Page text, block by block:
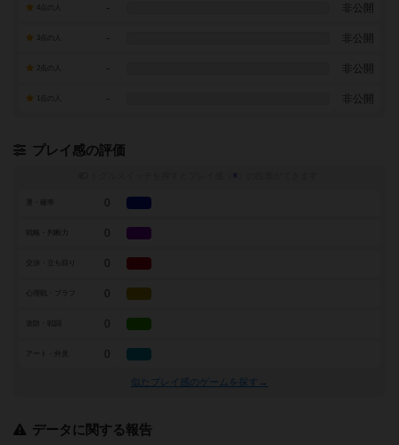
- 非公開
- 非公開
- 非公開
- 非公開
プレイ感の評価
※
0
戦略・判断力 0
0
0
0
アート・外見 0
似たプレイ感のゲームを探す→
データに関する報告